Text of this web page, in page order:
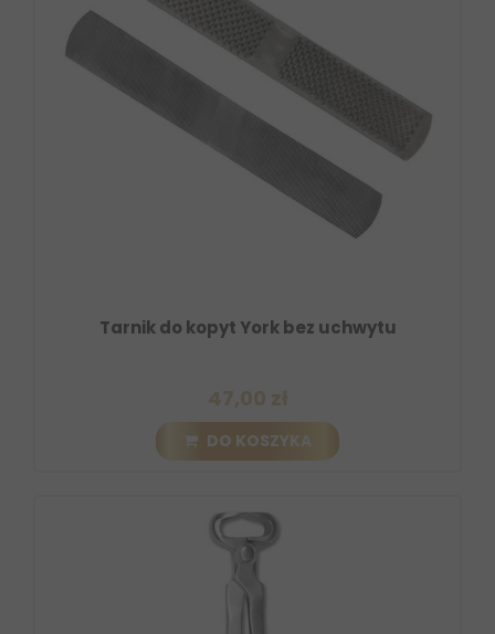
Tarnik do kopyt York bez uchwytu
DO KOSZYKA